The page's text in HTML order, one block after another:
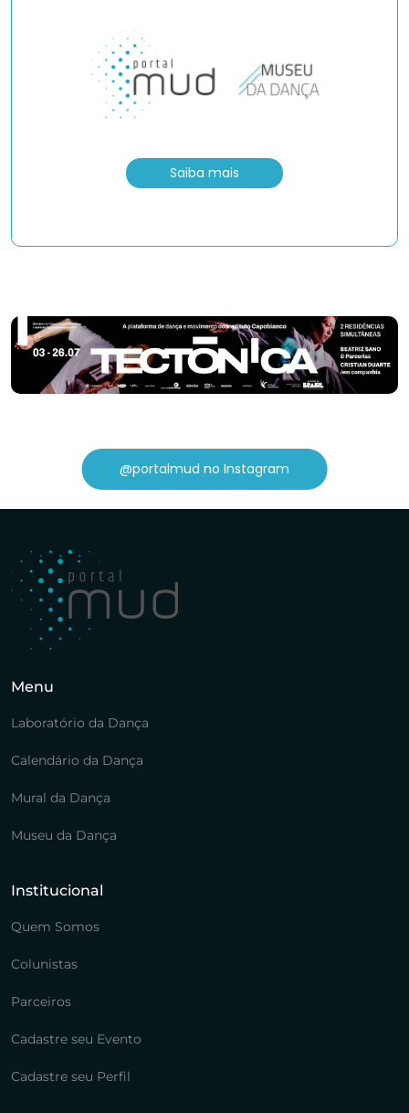
Saiba mais
@portalmud no Instagram
Menu
Laboratório da Dança
Calendário da Dança
Mural da Dança
Museu da Dança
Institucional
Quem Somos
Colunistas
Parceiros
Cadastre seu Evento
Cadastre seu Perfil